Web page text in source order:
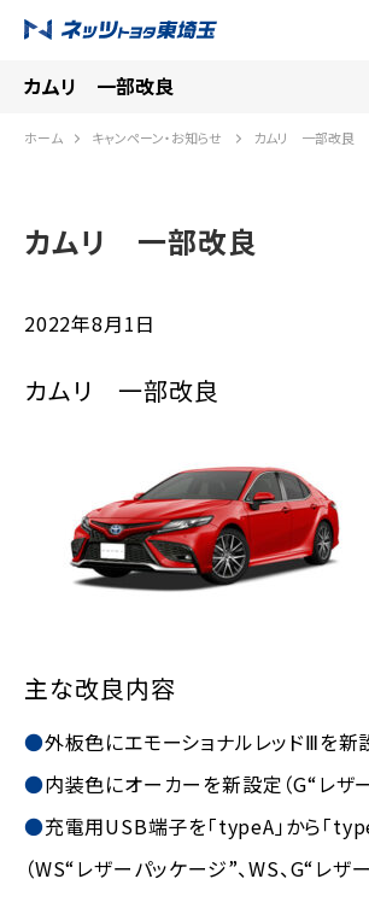
カムリ 一部改良
ホーム キャンペーン・お知らせ カムリ 一部改良
カムリ 一部改良
2022年8月1日
カムリ 一部改良
主な改良内容
外板色にエモーショナルレッドⅢを新
内装色にオーカーを新設定 （G“レザ
充電用USB端子を「typeA」から「
（WS“レザーパッケージ”、WS、G“レザ